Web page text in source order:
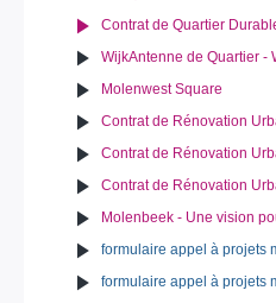
Contrat de Quartier
WijkAntenne de Quartier -
Molenwest Square
Contrat de Rénovation
Contrat de Rénovation
Contrat de Rénovation
Molenbeek - Une vision
formulaire appel à projets
formulaire appel à projets